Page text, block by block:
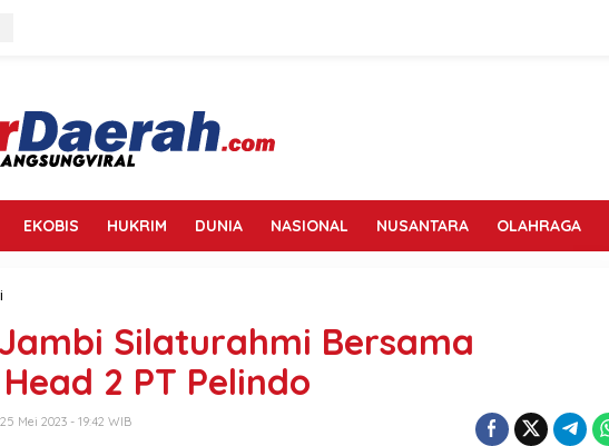
EKOBIS HUKRIM DUNIA NASIONAL NUSANTARA OLAHRAGA
p
o
d
a
Silaturahmi Bersama
2 PT Pelindo
Mei 2023 - 19:42 WIB